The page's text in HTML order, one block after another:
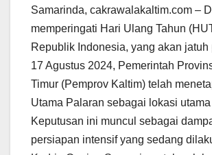
Samarinda, cakrawalakaltim.com –
memperingati Hari Ulang Tahun
Republik Indonesia, yang akan jatuh
17 Agustus 2024, Pemerintah
Timur (Pemprov Kaltim) telah
Utama Palaran sebagai lokasi
Keputusan ini muncul sebagai
persiapan intensif yang sedang